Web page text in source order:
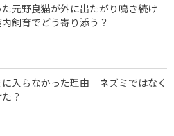
元野良猫が外に出たがり鳴き続け
飼育でどう寄り添う？
入らなかった理由 ネズミではなく
？